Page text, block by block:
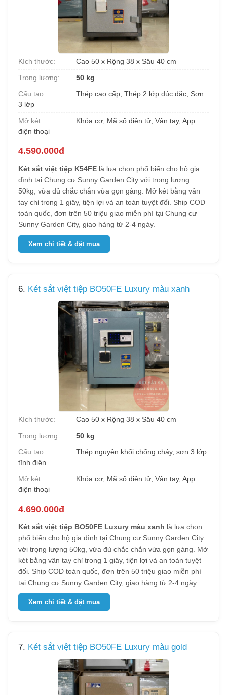
Kích thước:
Cao 50 x Rộng 38 x Sâu 40 cm
Trọng lượng:
50 kg
Cấu tạo:
Thép cao cấp, Thép 2 lớp đúc đặc, Sơn
3 lớp
Mở két:
Khóa cơ, Mã số điện tử, Vân tay, App
điện thoại
4.590.000đ
Két sắt việt tiệp K54FE là lựa chọn phổ biến cho hộ gia
đình tại Chung cư Sunny Garden City với trọng lượng
50kg, vừa đủ chắc chắn vừa gọn gàng. Mở két bằng vân
tay chỉ trong 1 giây, tiện lợi và an toàn tuyệt đối. Ship COD
toàn quốc, đơn trên 50 triệu giao miễn phí tại Chung cư
Sunny Garden City, giao hàng từ 2-4 ngày.
Xem chi tiết & đặt mua
6. Két sắt việt tiệp BO50FE Luxury màu xanh
Kích thước:
Cao 50 x Rộng 38 x Sâu 40 cm
Trọng lượng:
50 kg
Cấu tạo:
Thép nguyên khối chống cháy, sơn 3 lớp
tĩnh điện
Mở két:
Khóa cơ, Mã số điện tử, Vân tay, App
điện thoại
4.690.000đ
Két sắt việt tiệp BO50FE Luxury màu xanh là lựa chọn
phổ biến cho hộ gia đình tại Chung cư Sunny Garden City
với trọng lượng 50kg, vừa đủ chắc chắn vừa gọn gàng. Mở
két bằng vân tay chỉ trong 1 giây, tiện lợi và an toàn tuyệt
đối. Ship COD toàn quốc, đơn trên 50 triệu giao miễn phí
tại Chung cư Sunny Garden City, giao hàng từ 2-4 ngày.
Xem chi tiết & đặt mua
7. Két sắt việt tiệp BO50FE Luxury màu gold